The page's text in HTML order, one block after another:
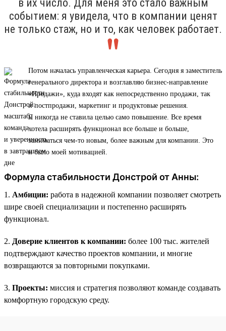
в их число. Для меня это стало важным
событием: я увидела, что в компании ценят
не только стаж, но и то, как человек работает.
Потом началась управленческая карьера. Сегодня я заместитель
генерального директора и возглавляю бизнес-направление
«Продажи», куда входят как непосредственно продажи, так
и постпродажи, маркетинг и продуктовые решения.
Я никогда не ставила целью само повышение. Все время
хотела расширять функционал все больше и больше,
заниматься чем-то новым, более важным для компании. Это
и было моей мотивацией.
Формула стабильности Донстрой от Анны:
1. Амбиции: работа в надежной компании позволяет смотреть
шире своей специализации и постепенно расширять
функционал.
2. Доверие клиентов к компании: более 100 тыс. жителей
подтверждают качество проектов компании, и многие
возвращаются за повторными покупками.
3. Проекты: миссия и стратегия позволяют команде создавать
комфортную городскую среду.